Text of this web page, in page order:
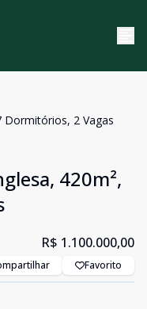
Dormitórios, 2 Vagas
420m²,
R$ 1.100.000,00
Favorito